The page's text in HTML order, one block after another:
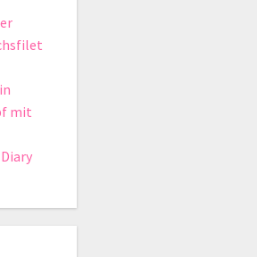
mit